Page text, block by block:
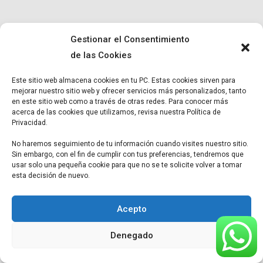
Gestionar el Consentimiento
de las Cookies
Este sitio web almacena cookies en tu PC. Estas cookies sirven para
mejorar nuestro sitio web y ofrecer servicios más personalizados, tanto
en este sitio web como a través de otras redes. Para conocer más
acerca de las cookies que utilizamos, revisa nuestra Política de
Privacidad.
No haremos seguimiento de tu información cuando visites nuestro sitio.
Sin embargo, con el fin de cumplir con tus preferencias, tendremos que
usar solo una pequeña cookie para que no se te solicite volver a tomar
esta decisión de nuevo.
Acepto
Denegado
Micro BR2022. Todos los derechos reservados |